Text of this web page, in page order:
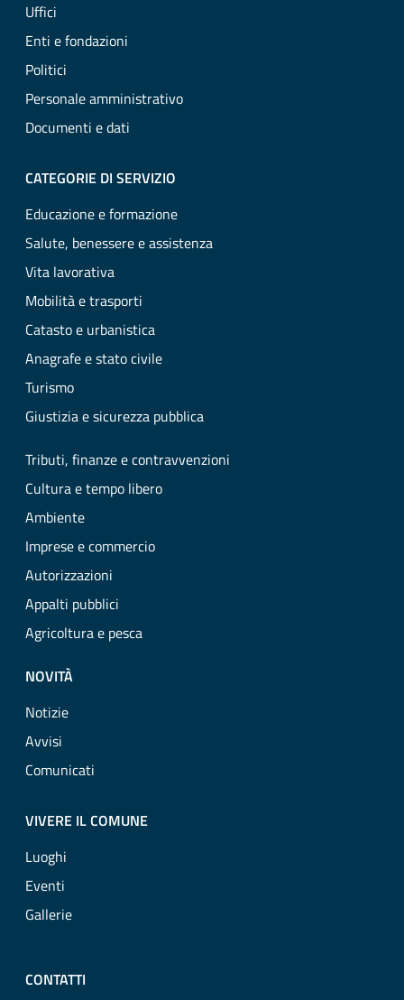
Uffici
Enti e fondazioni
Politici
Personale amministrativo
Documenti e dati
CATEGORIE DI SERVIZIO
Educazione e formazione
Salute, benessere e assistenza
Vita lavorativa
Mobilità e trasporti
Catasto e urbanistica
Anagrafe e stato civile
Turismo
Giustizia e sicurezza pubblica
Tributi, finanze e contravvenzioni
Cultura e tempo libero
Ambiente
Imprese e commercio
Autorizzazioni
Appalti pubblici
Agricoltura e pesca
NOVITÀ
Notizie
Avvisi
Comunicati
VIVERE IL COMUNE
Luoghi
Eventi
Gallerie
CONTATTI